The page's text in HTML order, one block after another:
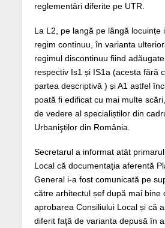
reglementări diferite pe UTR.
La L2, pe langă pe lângă locuințe
regim continuu, în varianta
regimul discontinuu fiind
respectiv Is1 și IS1a (acesta fără
partea descriptivă ) și A1 astfel
poată fi edificat cu mai multe
de vedere al specialiștilor din
Urbaniştilor din România.
Secretarul a informat atât
Local că documentația aferentă
General i-a fost comunicată pe
către arhitectul șef după mai bine
aprobarea Consiliului Local și că
diferit faţă de varianta depusă în